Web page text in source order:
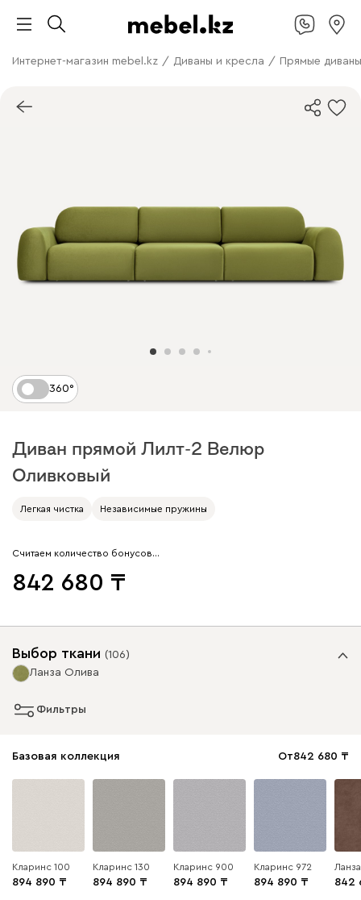
Интернет-магазин mebel.kz / Диваны и кресла / Прямые диваны
360°
Диван прямой Лилт-2 Велюр
Оливковый
Легкая чистка Независимые пружины
Считаем количество бонусов…
842 680
Выбор ткани (106)
Ланза Олива
Фильтры
Базовая коллекция От842 680
Кларинс 100
894 890
Кларинс 130
894 890
Кларинс 900
894 890
Кларинс 972
894 890 842